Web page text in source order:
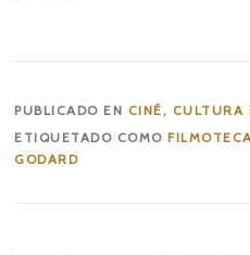
PUBLICADO EN CINÉ , CULTURA
ETIQUETADO COMO
GODARD